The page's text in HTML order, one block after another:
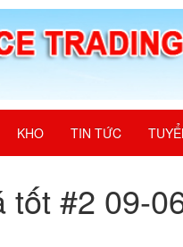
KHO TIN TỨC
tốt #2 09-